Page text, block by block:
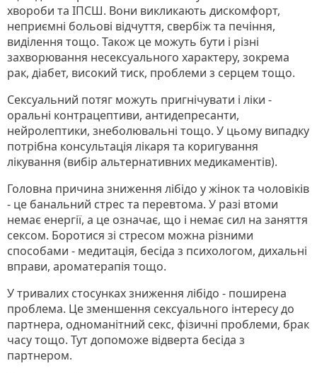
хвороби та ІПСШ. Вони викликають дискомфорт,
неприємні больові відчуття, свербіж та печіння,
виділення тощо. Також це можуть бути і різні
захворювання несексуального характеру, зокрема
рак, діабет, високий тиск, проблеми з серцем тощо.
Сексуальний потяг можуть пригнічувати і ліки -
оральні контрацептиви, антидепресанти,
нейролептики, знеболювальні тощо. У цьому випадку
потрібна консультація лікаря та коригування
лікування (вибір альтернативних медикаментів).
Головна причина зниження лібідо у жінок та чоловіків
- це банальний стрес та перевтома. У разі втоми
немає енергії, а це означає, що і немає сил на заняття
сексом. Боротися зі стресом можна різними
способами - медитація, бесіда з психологом, дихальні
вправи, ароматерапія тощо.
У тривалих стосунках зниження лібідо - поширена
проблема. Це зменшення сексуального інтересу до
партнера, одноманітний секс, фізичні проблеми, брак
часу тощо. Тут допоможе відверта бесіда з
партнером.